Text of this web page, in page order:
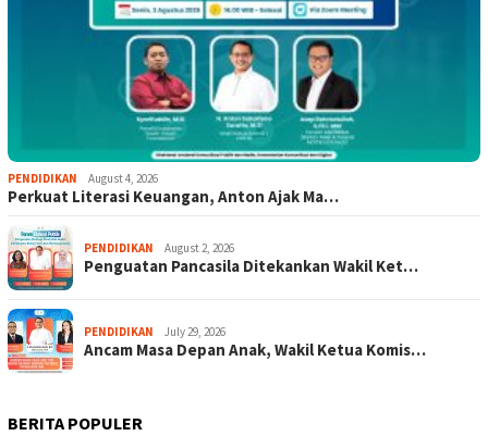
PENDIDIKAN August 4, 2026
Perkuat Literasi Keuangan, Anton Ajak Ma…
PENDIDIKAN August 2, 2026
Penguatan Pancasila Ditekankan Wakil Ket…
PENDIDIKAN July 29, 2026
Ancam Masa Depan Anak, Wakil Ketua Komis…
BERITA POPULER